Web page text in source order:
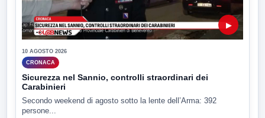
▶
10 AGOSTO 2026
CRONACA
Sicurezza nel Sannio, controlli straordinari dei
Carabinieri
Secondo weekend di agosto sotto la lente dell’Arma: 392
persone...